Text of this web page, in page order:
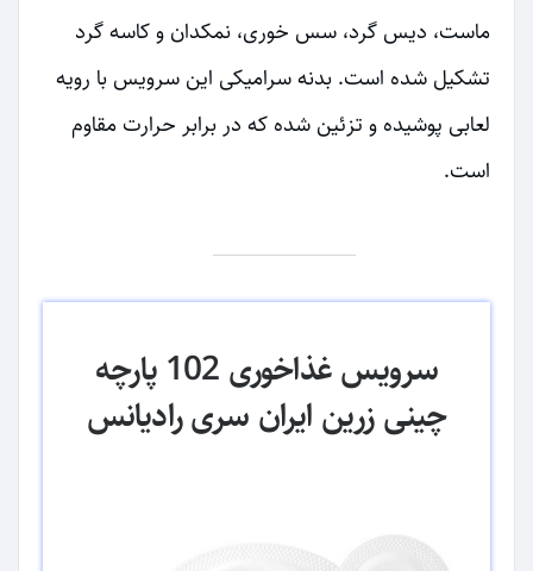
ماست، دیس گرد، سس خوری، نمکدان و کاسه گرد
تشکیل شده است. بدنه سرامیکی این سرویس با رویه
لعابی پوشیده و تزئین شده که در برابر حرارت مقاوم
است.
سرویس غذاخوری 102 پارچه
چینی زرین ایران سری رادیانس